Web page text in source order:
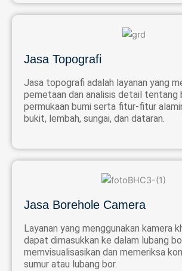
Jasa Topografi
Jasa topografi adalah layanan yang
pemetaan dan analisis detail tentang
permukaan bumi serta fitur-fitur
bukit, lembah, sungai, dan dataran.
Jasa Borehole Camera
Layanan yang menggunakan kamera
dapat dimasukkan ke dalam lubang
memvisualisasikan dan memeriksa
sumur atau lubang bor.